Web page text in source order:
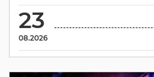
23
08.2026